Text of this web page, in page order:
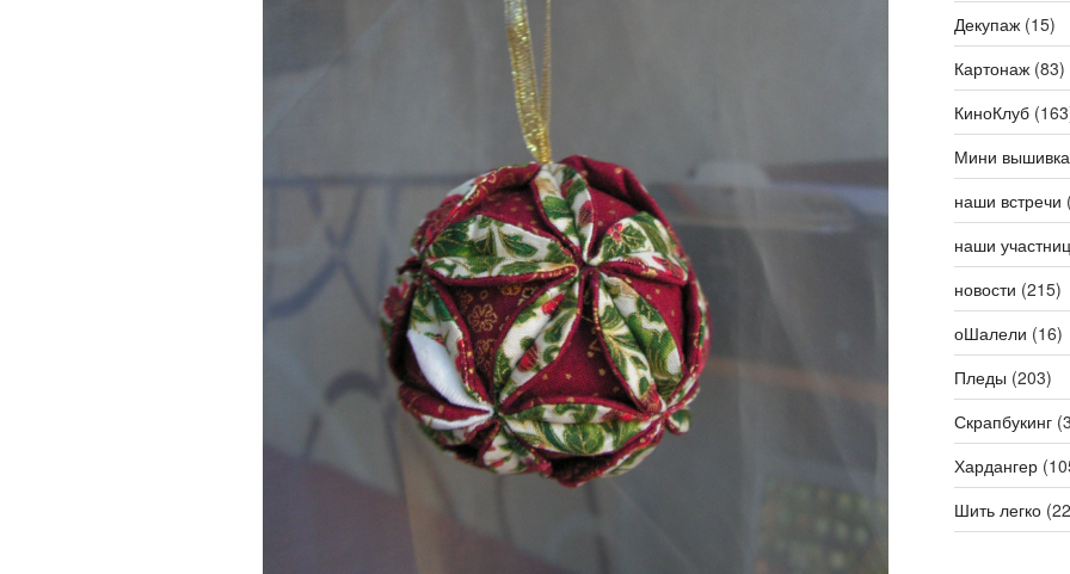
Декупаж(15)
Картонаж(83)
КиноКлуб
Мини вышивка
наши встречи
наши
новости (215)
оШалели (16)
Пледы (203)
Скрапбукинг
Хардангер
Шить легко